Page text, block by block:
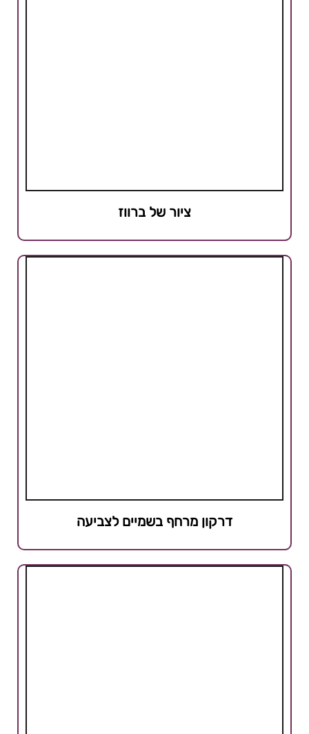
ציור של ברווז
דרקון מרחף בשמיים לצביעה